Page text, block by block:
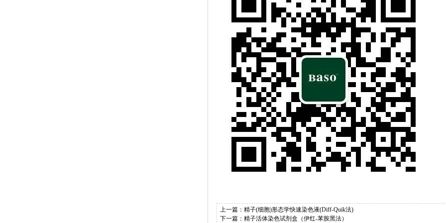
上一篇： 精子(细胞)形态学快速染色液(Diff-Quik法)
下一篇： 精子活体染色试剂盒（伊红-苯胺黑法）